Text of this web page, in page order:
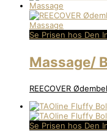
Se Prisen hos Den
Massage/
REECOVER
Se Prisen hos Den